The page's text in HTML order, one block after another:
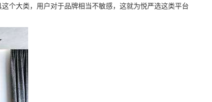
个大类，用户对于品牌相当不敏感，这就为悦严选这类平台